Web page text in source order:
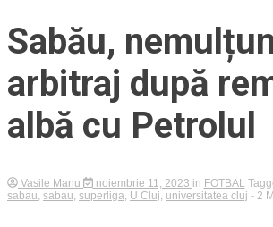
Sabău,
arbitraj după
albă cu Petrolul
Vasile Manu noiembrie 11, 2023 in FOTBAL
sabau sabau superliga U Cluj universitatea cluj - 2